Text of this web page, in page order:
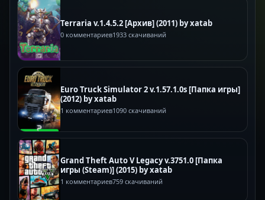
Terraria v.1.4.5.2 [Архив] (2011) by xatab
0 комментариев1933 скачиваний
Euro Truck Simulator 2 v.1.57.1.0s [Папка игры]
(2012) by xatab
1 комментариев1090 скачиваний
Grand Theft Auto V Legacy v.3751.0 [Папка
игры (Steam)] (2015) by xatab
1 комментариев759 скачиваний